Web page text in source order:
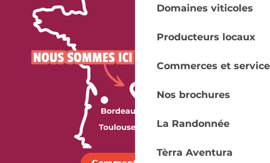
Domaines viticoles
Producteurs locaux
Commerces et
Nos brochures
La Randonnée
Tèrra Aventura